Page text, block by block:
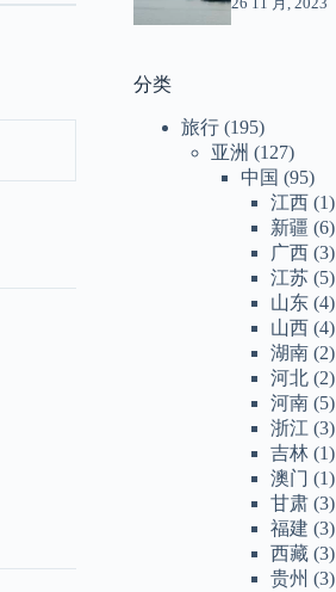
分类
旅行 (195)
亚洲 (127)
中国 (95)
江西 (1)
新疆 (6)
广西 (3)
江苏 (5)
山东 (4)
山西 (4)
湖南 (2)
河北 (2)
河南 (5)
浙江 (3)
吉林 (1)
澳门 (1)
甘肃 (3)
福建 (3)
西藏 (3)
贵州 (3)